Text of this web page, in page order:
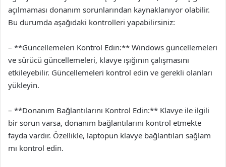
açılmaması donanım sorunlarından kaynaklanıyor olabilir.
Bu durumda aşağıdaki kontrolleri yapabilirsiniz:
– **Güncellemeleri Kontrol Edin:** Windows güncellemeleri
ve sürücü güncellemeleri, klavye ışığının çalışmasını
etkileyebilir. Güncellemeleri kontrol edin ve gerekli olanları
yükleyin.
– **Donanım Bağlantılarını Kontrol Edin:** Klavye ile ilgili
bir sorun varsa, donanım bağlantılarını kontrol etmekte
fayda vardır. Özellikle, laptopun klavye bağlantıları sağlam
mı kontrol edin.